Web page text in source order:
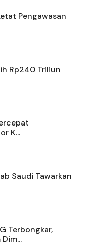
Pengawasan
Rp240 Triliun
K...
Saudi Tawarkan
Terbongkar,